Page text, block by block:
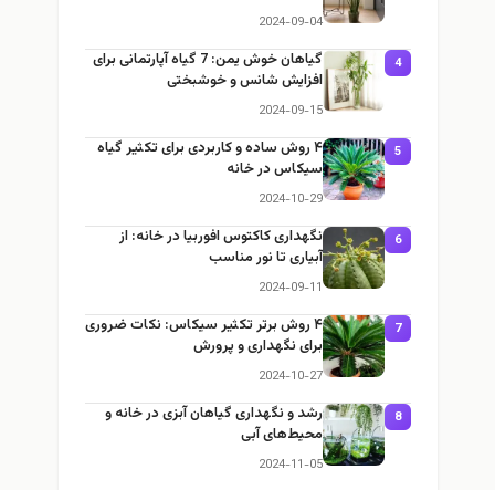
2024-09-04
4
گیاهان خوش یمن: 7 گیاه آپارتمانی برای
افزایش شانس و خوشبختی
2024-09-15
5
۴ روش ساده و کاربردی برای تکثیر گیاه
سیکاس در خانه
2024-10-29
6
نگهداری کاکتوس افوربیا در خانه: از
آبیاری تا نور مناسب
2024-09-11
7
۴ روش برتر تکثیر سیکاس: نکات ضروری
برای نگهداری و پرورش
2024-10-27
8
رشد و نگهداری گیاهان آبزی در خانه و
محیط‌های آبی
2024-11-05